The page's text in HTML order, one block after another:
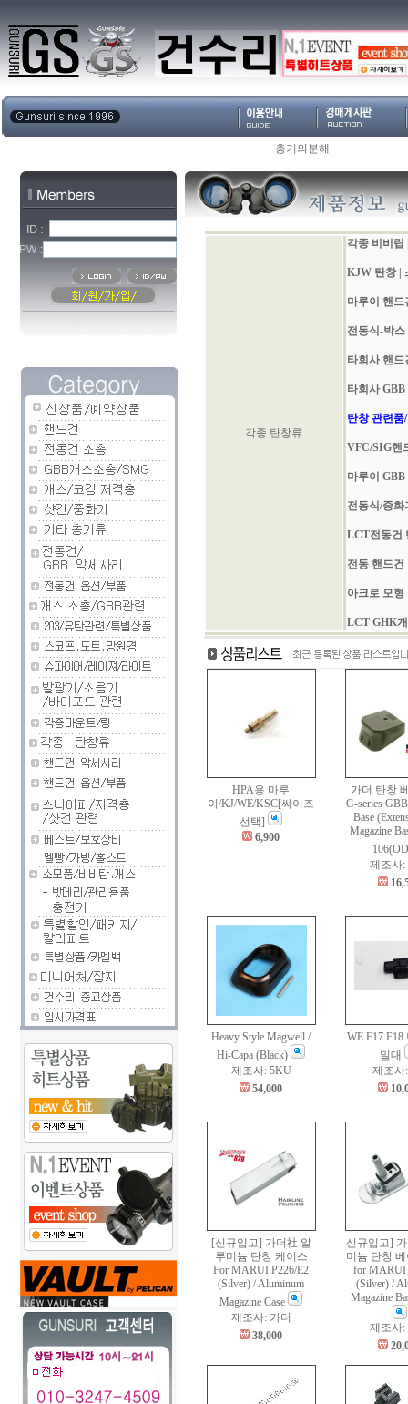
총기의분해
각종 탄창류
각종 비비립
KJW 탄창|
마루이 핸드
전동식-박스
타회사 핸드
타회사
탄창 관련품
VFC/SIG핸
마루이
전동식/중화
LCT전동건
전동 핸드건
아크로 모형
LCT GHK
HPA용 마루
이/KJ/WE/KSC[싸이즈
선택]
6,900
가더 탄창
G-series
Base
Magazine
제조사:
Heavy Style Magwell /
Hi-Capa (Black)
제조사: 5KU
54,000
WE F17 F18
밀대
제조사
[신규입고] 가더社 알
루미늄 탄창 케이스
For MARUI P226/E2
(Silver) / Aluminum
Magazine Case
제조사: 가더
38,000
신규입고]
미늄 탄창
for MARUI
(Silver) /
Magazine
제조사: